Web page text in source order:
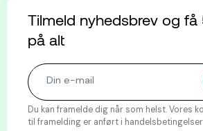
Tilmeld nyhedsbrev og få
på alt
Du kan framelde dig når som helst. Vores
til framelding er anført i